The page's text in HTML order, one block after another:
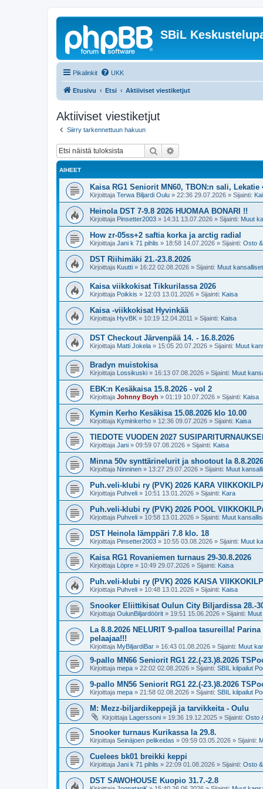
SBiL
Pikalinkit UKK
Etusivu Etsi Aktiiviset viestiketjut
Aktiiviset viestiketjut
Siirry tarkennettuun hakuun
Etsi
AIHEET
Kaisa RG1 Seniorit MN60, TBON:n sali, Lekatie
Kirjoittaja Terwa Biljardi Oulu » 22:36 29.07.2026 » Sijainti:
Heinola DST 7-9.8 2026 HUOMAA BONARI !!
Kirjoittaja Pinsetter2003 » 14:31 13.07.2026 » Sijainti: Muut
How zr-05ss+2 saftia korka ja arctig radial
Kirjoittaja Jani k 71 pihlis » 18:58 14.07.2026 » Sijainti: Osto
DST Riihimäki 21.-23.8.2026
Kirjoittaja Kuutti » 16:22 02.08.2026 » Sijainti: Muut
Kaisa viikkokisat Tikkurilassa 2026
Kirjoittaja Poikkis » 12:03 13.01.2026 » Sijainti: Kaisa
Kaisa -viikkokisat Hyvinkää
Kirjoittaja HyvBK » 10:19 12.04.2011 » Sijainti: Kaisa
DST Checkout Järvenpää 14. - 16.8.2026
Kirjoittaja Matti Jokela » 15:05 20.07.2026 » Sijainti: Muut
Bradyn muistokisa
Kirjoittaja Lossikuski » 16:13 07.08.2026 » Sijainti: Muut
EBK:n Kesäkaisa 15.8.2026 - vol 2
Kirjoittaja Johnny Boyh » 01:19 10.07.2026 » Sijainti: Kaisa
Kymin Kerho Kesäkisa 15.08.2026 klo 10.00
Kirjoittaja Kyminkerho » 12:36 09.07.2026 » Sijainti: Kaisa
TIEDOTE VUODEN 2027
Kirjoittaja Jani » 09:59 07.08.2026 » Sijainti: Kaisa
Minna 50v synttärinelurit ja shootout la
Kirjoittaja Ninninen » 13:27 29.07.2026 » Sijainti: Muut
Puh.veli-klubi ry (PVK) 2026 KARA
Kirjoittaja Puhveli » 10:51 13.01.2026 » Sijainti: Kara
Puh.veli-klubi ry (PVK) 2026 POOL
Kirjoittaja Puhveli » 10:58 13.01.2026 » Sijainti: Muut
DST Heinola lämppäri 7.8 klo. 18
Kirjoittaja Pinsetter2003 » 10:55 03.08.2026 » Sijainti: Muut
Kaisa RG1 Rovaniemen turnaus 29-30.8.2026
Kirjoittaja Löpre » 10:49 29.07.2026 » Sijainti: Kaisa
Puh.veli-klubi ry (PVK) 2026 KAISA
Kirjoittaja Puhveli » 10:48 13.01.2026 » Sijainti: Kaisa
Snooker Eliittikisat Oulun City Biljardissa 28.-
Kirjoittaja OulunBiljardöörit » 19:51 15.06.2026 » Sijainti:
La 8.8.2026 NELURIT 9-palloa tasureilla!
pelaajaa!!!
Kirjoittaja MyBiljardiBar » 16:43 01.08.2026 » Sijainti: Muut
9-pallo MN66 Seniorit RG1 22.(-23.)8.2026
Kirjoittaja mepa » 22:02 02.08.2026 » Sijainti: SBIL kilpailut
9-pallo MN56 Seniorit RG1 22.(-23.)8.2026
Kirjoittaja mepa » 21:58 02.08.2026 » Sijainti: SBIL kilpailut
M: Mezz-biljardikeppejä ja tarvikkeita - Oulu
Kirjoittaja Lagerssoni » 19:36 19.12.2025 » Sijainti: Osto
Snooker turnaus Kurikassa la 29.8.
Kirjoittaja Seinäjoen pelikeidas » 09:59 03.05.2026 » Sijainti:
Cuelees bk01 breikki keppi
Kirjoittaja Jani k 71 pihlis » 22:09 01.08.2026 » Sijainti: Osto
DST SAWOHOUSE Kuopio 31.7.-2.8